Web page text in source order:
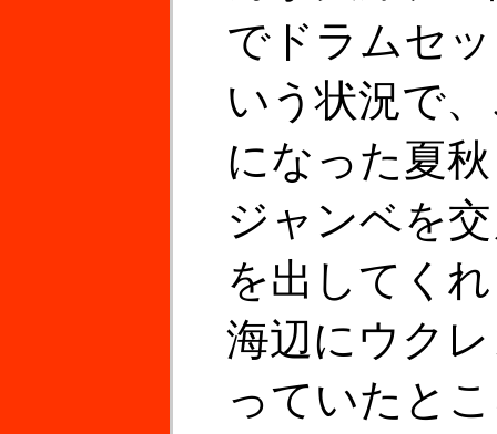
でドラムセ
いう状況で
になった夏
ジャンベを
を出してく
海辺にウク
っていたと